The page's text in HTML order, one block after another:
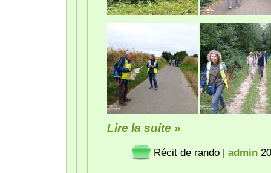
Lire la suite »
Récit de rando | admin